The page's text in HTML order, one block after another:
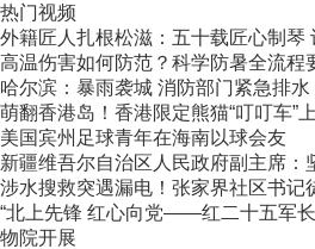
热门视频
外籍匠人扎根松滋：五十载匠心制琴
高温伤害如何防范？科学防暑全流程
哈尔滨：暴雨袭城 消防部门紧急排水
萌翻香港岛！香港限定熊猫“叮叮车”
美国宾州足球青年在海南以球会友
新疆维吾尔自治区人民政府副主席：
涉水搜救突遇漏电！张家界社区书记
“北上先锋 红心向党——红二十五军
物院开展